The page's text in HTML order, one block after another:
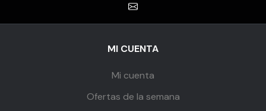
MI CUENTA
Mi cuenta
Ofertas de la semana